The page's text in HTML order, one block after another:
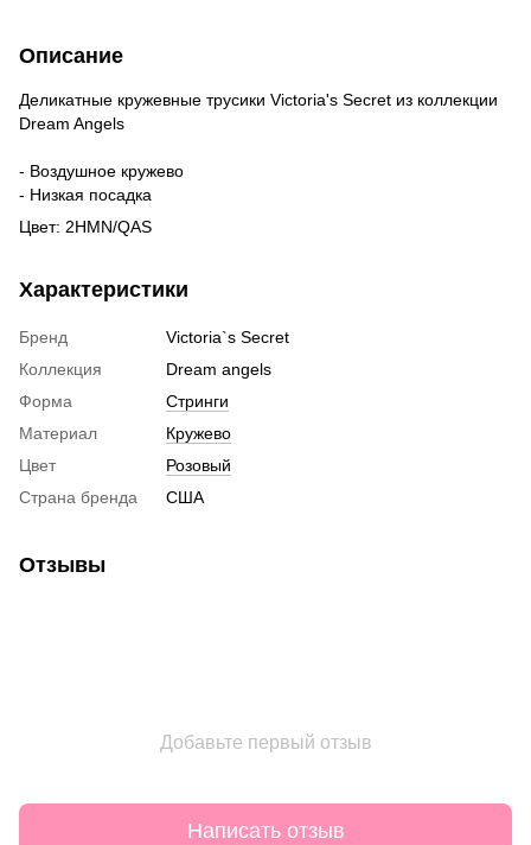
Описание
Деликатные кружевные трусики Victoria's Secret из коллекции
Dream Angels
- Воздушное кружево
- Низкая посадка
Цвет: 2HMN/QAS
Характеристики
Бренд
Victoria`s Secret
Коллекция
Dream angels
Форма
Стринги
Материал
Кружево
Цвет
Розовый
Страна бренда
США
Отзывы
Добавьте первый отзыв
Написать отзыв